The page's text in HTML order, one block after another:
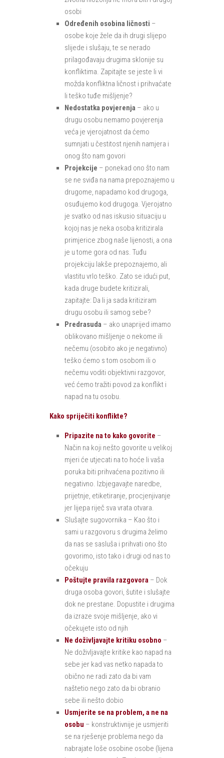
osobi
Određenih osobina ličnosti –
osobe koje žele da ih drugi slijepo
slijede i slušaju, te se nerado
prilagođavaju drugima sklonije su
konfliktima. Zapitajte se jeste li vi
možda konfliktna ličnost i prihvaćate
li teško tuđe mišljenje?
Nedostatka povjerenja– ako u
drugu osobu nemamo povjerenja
veća je vjerojatnost da ćemo
sumnjati u čestitost njenih namjera i
onog što nam govori
Projekcije – ponekad ono što nam
se ne sviđa na nama prepoznajemo u
drugome, napadamo kod drugoga,
osuđujemo kod drugoga. Vjerojatno
je svatko od nas iskusio situaciju u
kojoj nas je neka osoba kritizirala
primjerice zbog naše lijenosti, a ona
je u tome gora od nas. Tuđu
projekciju lakše prepoznajemo, ali
vlastitu vrlo teško. Zato se idući put,
kada druge budete kritizirali,
zapitajte: Da li ja sada kritiziram
drugu osobu ili samog sebe?
Predrasuda– ako unaprijed imamo
oblikovano mišljenje o nekome ili
nečemu (osobito ako je negativno)
teško ćemo s tom osobom ili o
nečemu voditi objektivni razgovor,
već ćemo tražiti povod za konflikt i
napad na tu osobu.
Kako spriječiti konflikte?
Pripazite na to kako govorite –
Način na koji nešto govorite u velikoj
mjeri će utjecati na to hoće li vaša
poruka biti prihvaćena pozitivno ili
negativno. Izbjegavajte naredbe,
prijetnje, etiketiranje, procjenjivanje
jer lijepa riječ sva vrata otvara.
Slušajte sugovornika – Kao što i
sami u razgovoru s drugima želimo
da nas se sasluša i prihvati ono što
govorimo, isto tako i drugi od nas to
očekuju
Poštujte pravila razgovora– Dok
druga osoba govori, šutite i slušajte
dok ne prestane. Dopustite i drugima
da izraze svoje mišljenje, ako vi
očekujete isto od njih
Ne doživljavajte kritiku osobno –
Ne doživljavajte kritike kao napad na
sebe jer kad vas netko napada to
obično ne radi zato da bi vam
naštetio nego zato da bi obranio
sebe ili nešto dobio
Usmjerite se na problem, a ne na
osobu – konstruktivnije je usmjeriti
se na rješenje problema nego da
nabrajate loše osobine osobe (lijena